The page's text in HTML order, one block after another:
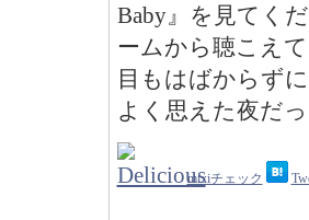
Baby』を見てく
ームから聴こえ
目もはばからず
よく思えた夜だ
mixiチェック